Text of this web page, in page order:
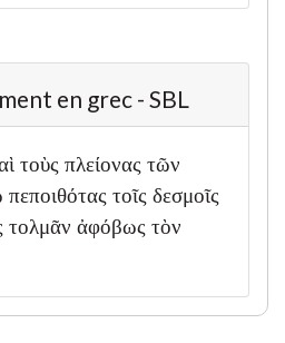
en grec - SBL
τοὺς πλείονας τῶν
τοῖς δεσμοῖς
τολμᾶν ἀφόβως τὸν